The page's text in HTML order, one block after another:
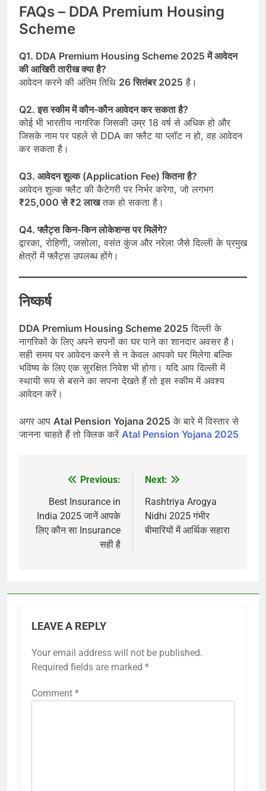
FAQs – DDA Premium Housing
Scheme
Q1. DDA Premium Housing Scheme 2025 में आवेदन
की आखिरी तारीख क्या है?
आवेदन करने की अंतिम तिथि 26 सितंबर 2025 है।
Q2. इस स्कीम में कौन-कौन आवेदन कर सकता है?
कोई भी भारतीय नागरिक जिसकी उम्र 18 वर्ष से अधिक हो और
जिसके नाम पर पहले से DDA का फ्लैट या प्लॉट न हो, वह आवेदन
कर सकता है।
Q3. आवेदन शुल्क (Application Fee) कितना है?
आवेदन शुल्क फ्लैट की कैटेगरी पर निर्भर करेगा, जो लगभग
₹25,000 से ₹2 लाखतक हो सकता है।
Q4. फ्लैट्स किन-किन लोकेशन्स पर मिलेंगे?
द्वारका, रोहिणी, जसोला, वसंत कुंज और नरेला जैसे दिल्ली के प्रमुख
क्षेत्रों में फ्लैट्स उपलब्ध होंगे।
निष्कर्ष
DDA Premium Housing Scheme 2025 दिल्ली के
नागरिकों के लिए अपने सपनों का घर पाने का शानदार अवसर है।
सही समय पर आवेदन करने से न केवल आपको घर मिलेगा बल्कि
भविष्य के लिए एक सुरक्षित निवेश भी होगा। यदि आप दिल्ली में
स्थायी रूप से बसने का सपना देखते हैं तो इस स्कीम में अवश्य
आवेदन करें।
अगर आप Atal Pension Yojana 2025 के बारे में विस्तार से
जानना चाहते हैं तो क्लिक करें Atal Pension Yojana 2025
navigation
Previous:
Best Insurance in
India 2025 जानें आपके
लिए कौन सा Insurance
सही है
Next:
Rashtriya Arogya
Nidhi 2025 गंभीर
बीमारियों में आर्थिक सहारा
LEAVE A REPLY
Your email address will not be published.
Required fields are marked *
Comment *